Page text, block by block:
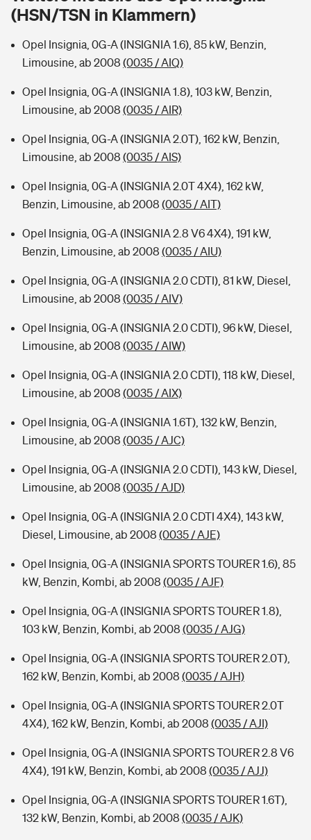
Sie haben Fragen?
Zur Übersicht
Typklassen: So ist Ihr Auto eingestuft
Sie haben Fragen?
(HSN/TSN in Klammern)
Opel Insignia, 0G-A (INSIGNIA 1.6), 85 kW, Benzin,
Limousine, ab 2008 (0035 / AIQ)
Opel Insignia, 0G-A (INSIGNIA 1.8), 103 kW, Benzin,
Limousine, ab 2008 (0035 / AIR)
Opel Insignia, 0G-A (INSIGNIA 2.0T), 162 kW, Benzin,
Limousine, ab 2008 (0035 / AIS)
Opel Insignia, 0G-A (INSIGNIA 2.0T 4X4), 162 kW,
Benzin, Limousine, ab 2008 (0035 / AIT)
Opel Insignia, 0G-A (INSIGNIA 2.8 V6 4X4), 191 kW,
Benzin, Limousine, ab 2008 (0035 / AIU)
Opel Insignia, 0G-A (INSIGNIA 2.0 CDTI), 81 kW, Diesel,
Limousine, ab 2008 (0035 / AIV)
Opel Insignia, 0G-A (INSIGNIA 2.0 CDTI), 96 kW, Diesel,
Limousine, ab 2008 (0035 / AIW)
Opel Insignia, 0G-A (INSIGNIA 2.0 CDTI), 118 kW, Diesel,
Limousine, ab 2008 (0035 / AIX)
Opel Insignia, 0G-A (INSIGNIA 1.6T), 132 kW, Benzin,
Limousine, ab 2008 (0035 / AJC)
Opel Insignia, 0G-A (INSIGNIA 2.0 CDTI), 143 kW, Diesel,
Limousine, ab 2008 (0035 / AJD)
Opel Insignia, 0G-A (INSIGNIA 2.0 CDTI 4X4), 143 kW,
Diesel, Limousine, ab 2008 (0035 / AJE)
Opel Insignia, 0G-A (INSIGNIA SPORTS TOURER 1.6), 85
kW, Benzin, Kombi, ab 2008 (0035 / AJF)
Opel Insignia, 0G-A (INSIGNIA SPORTS TOURER 1.8),
103 kW, Benzin, Kombi, ab 2008 (0035 / AJG)
Opel Insignia, 0G-A (INSIGNIA SPORTS TOURER 2.0T),
162 kW, Benzin, Kombi, ab 2008 (0035 / AJH)
Opel Insignia, 0G-A (INSIGNIA SPORTS TOURER 2.0T
4X4), 162 kW, Benzin, Kombi, ab 2008 (0035 / AJI)
Opel Insignia, 0G-A (INSIGNIA SPORTS TOURER 2.8 V6
4X4), 191 kW, Benzin, Kombi, ab 2008 (0035 / AJJ)
Opel Insignia, 0G-A (INSIGNIA SPORTS TOURER 1.6T),
132 kW, Benzin, Kombi, ab 2008 (0035 / AJK)